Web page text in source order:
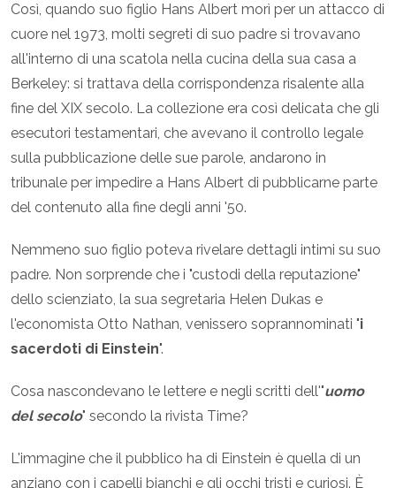
Così, quando suo figlio Hans Albert morì per un attacco di
cuore nel 1973, molti segreti di suo padre si trovavano
all'interno di una scatola nella cucina della sua casa a
Berkeley: si trattava della corrispondenza risalente alla
fine del XIX secolo. La collezione era così delicata che gli
esecutori testamentari, che avevano il controllo legale
sulla pubblicazione delle sue parole, andarono in
tribunale per impedire a Hans Albert di pubblicarne parte
del contenuto alla fine degli anni '50.
Nemmeno suo figlio poteva rivelare dettagli intimi su suo
padre. Non sorprende che i "custodi della reputazione"
dello scienziato, la sua segretaria Helen Dukas e
l'economista Otto Nathan, venissero soprannominati "i
sacerdoti di Einstein".
Cosa nascondevano le lettere e negli scritti dell'"uomo
del secolo" secondo la rivista Time?
L'immagine che il pubblico ha di Einstein è quella di un
anziano con i capelli bianchi e gli occhi tristi e curiosi. È